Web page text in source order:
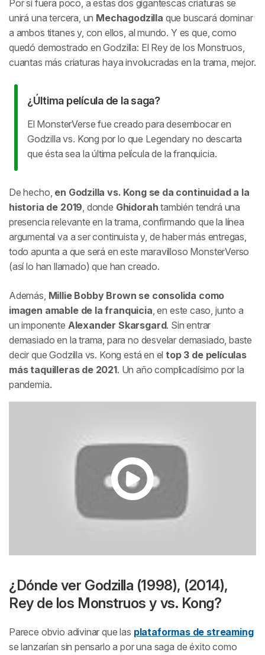
Por si fuera poco, a estas dos gigantescas criaturas se
unirá una tercera, un Mechagodzilla que buscará dominar
a ambos titanes y, con ellos, al mundo. Y es que, como
quedó demostrado en Godzilla: El Rey de los Monstruos,
cuantas más criaturas haya involucradas en la trama, mejor.
¿Última película de la saga?
El MonsterVerse fue creado para desembocar en
Godzilla vs. Kong por lo que Legendary no descarta
que ésta sea la última película de la franquicia.
De hecho, en Godzilla vs. Kong se da continuidad a la
historia de 2019, donde Ghidorah también tendrá una
presencia relevante en la trama, confirmando que la línea
argumental va a ser continuista y, de haber más entregas,
todo apunta a que será en este maravilloso MonsterVerso
(así lo han llamado) que han creado.
Además, Millie Bobby Brown se consolida como
imagen amable de la franquicia, en este caso, junto a
un imponente Alexander Skarsgard. Sin entrar
demasiado en la trama, para no desvelar demasiado, baste
decir que Godzilla vs. Kong está en el top 3 de películas
más taquilleras de 2021. Un año complicadísimo por la
pandemia.
¿Dónde ver Godzilla (1998), (2014),
Rey de los Monstruos y vs. Kong?
Parece obvio adivinar que las plataformas de streaming
se lanzarían sin pensarlo a por una saga de éxito como